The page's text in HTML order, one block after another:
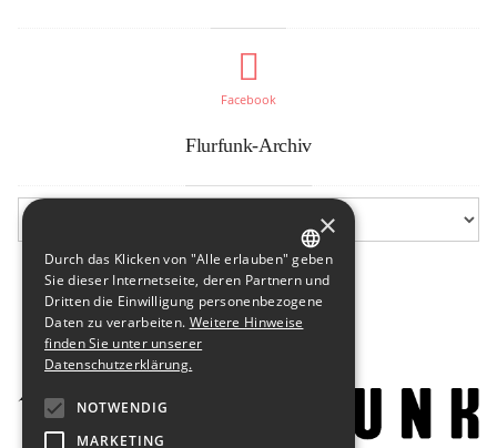
Facebook
Flurfunk-Archiv
GERMAN
ENGLISH
×
Durch das Klicken von "Alle erlauben" geben
Sie dieser Internetseite, deren Partnern und
Dritten die Einwilligung personenbezogene
Daten zu verarbeiten. Weitere Hinweise
finden Sie unter unserer
Datenschutzerklärung.
NOTWENDIG
MARKETING